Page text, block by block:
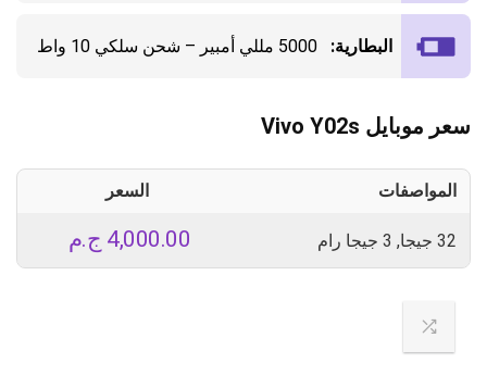
البطارية: 5000 مللي أمبير – شحن سلكي 10 واط
سعر موبايل Vivo Y02s
المواصفات السعر
32 جيجا, 3 جيجا رام ج.م 4,000.00